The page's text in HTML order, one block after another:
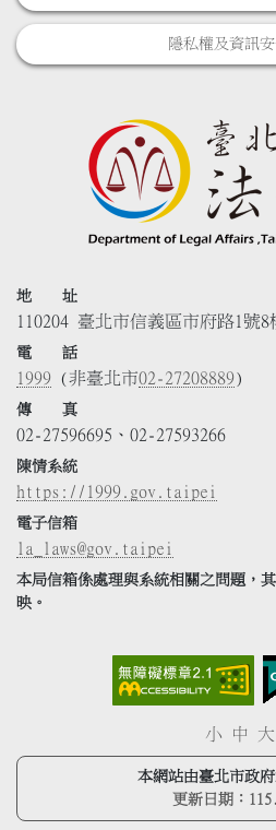
隱私權及資訊
地 址
110204 臺北市信義區市府路1號8
電 話
1999 (非臺北市02-27208889)
傳 真
02-27596695、02-27593266
陳情系統
https://1999.gov.taipei
電子信箱
la_laws@gov.taipei
本局信箱係處理與系統相關之問題，
映。
小 中 大
本網站由臺北市政
更新日期：